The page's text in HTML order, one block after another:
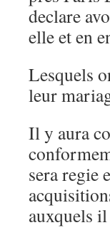
declare
elle et en
Lesquels
leur
Il y aura
sera regie
auxquels